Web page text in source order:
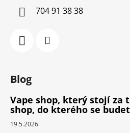
704 91 38 38
Blog
Vape shop, který stojí za
shop, do kterého se
19.5.2026